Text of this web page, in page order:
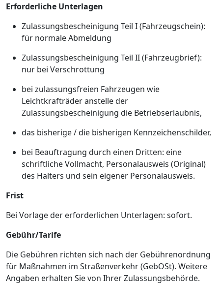
Erforderliche Unterlagen
Zulassungsbescheinigung Teil I (Fahrzeugschein):
für normale Abmeldung
Zulassungsbescheinigung Teil II (Fahrzeugbrief):
nur bei Verschrottung
bei zulassungsfreien Fahrzeugen wie
Leichtkrafträder anstelle der
Zulassungsbescheinigung die Betriebserlaubnis,
das bisherige / die bisherigen Kennzeichenschilder,
bei Beauftragung durch einen Dritten: eine
schriftliche Vollmacht, Personalausweis (Original)
des Halters und sein eigener Personalausweis.
Frist
Bei Vorlage der erforderlichen Unterlagen: sofort.
Gebühr/Tarife
Die Gebühren richten sich nach der Gebührenordnung
für Maßnahmen im Straßenverkehr (GebOSt). Weitere
Angaben erhalten Sie von Ihrer Zulassungsbehörde.